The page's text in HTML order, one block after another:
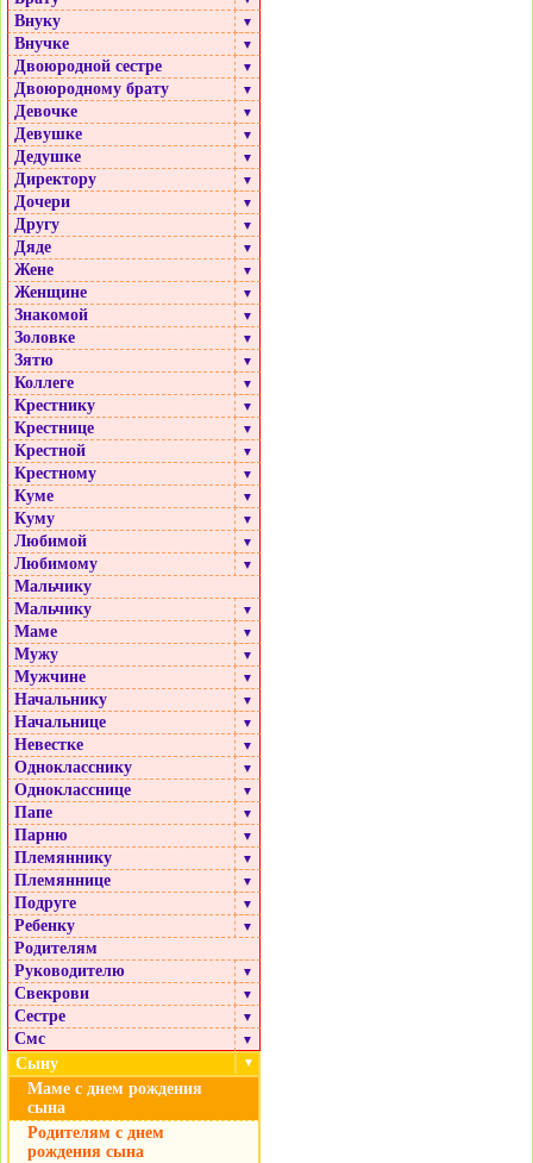
Внуку ▼
Внучке ▼
Двоюродной сестре ▼
Двоюродному брату ▼
Девочке ▼
Девушке ▼
Дедушке ▼
Директору ▼
Дочери ▼
Другу ▼
Дяде ▼
Жене ▼
Женщине ▼
Знакомой ▼
Золовке ▼
Зятю ▼
Коллеге ▼
Крестнику ▼
Крестнице ▼
Крестной ▼
Крестному ▼
Куме ▼
Куму ▼
Любимой ▼
Любимому ▼
Мальчику
Мальчику
▼
Маме ▼
Мужу ▼
Мужчине ▼
Начальнику ▼
Начальнице ▼
Невестке ▼
Однокласснику ▼
Однокласснице ▼
Папе ▼
Парню ▼
Племяннику ▼
Племяннице ▼
Подруге ▼
Ребенку ▼
Родителям
Руководителю
▼
Свекрови ▼
Сестре ▼
Смс ▼
Сыну ▼
Маме с днем рождения
сына
Родителям с днем
рождения сына